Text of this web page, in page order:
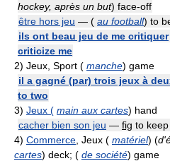
hockey, après un but) face-off
être hors jeu — ( au football) to
ils ont beau jeu de me critiquer
criticize me
2) Jeux, Sport ( manche) game
il a gagné (par) trois jeux à
to two
3) Jeux ( main aux cartes) hand
cacher bien son jeu — fig to
4) Commerce , Jeux ( matériel) (
cartes) deck; ( de société) game